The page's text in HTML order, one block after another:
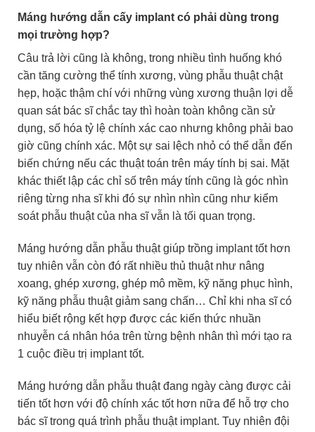
Máng hướng dẫn cấy implant có phải dùng trong
mọi trường hợp?
Câu trả lời cũng là không, trong nhiều tình huống khó
cần tăng cường thể tính xương, vùng phẫu thuật chật
hẹp, hoặc thậm chí với những vùng xương thuận lợi dễ
quan sát bác sĩ chắc tay thì hoàn toàn không cần sử
dụng, số hóa tỷ lệ chính xác cao nhưng không phải bao
giờ cũng chính xác. Một sự sai lệch nhỏ có thể dẫn đến
biến chứng nếu các thuật toán trên máy tính bị sai. Mặt
khác thiết lập các chỉ số trên máy tính cũng là góc nhìn
riêng từng nha sĩ khi đó sự nhìn nhìn cũng như kiểm
soát phẫu thuật của nha sĩ vẫn là tối quan trọng.
Máng hướng dẫn phẫu thuật giúp trồng implant tốt hơn
tuy nhiên vẫn còn đó rất nhiều thủ thuật như nâng
xoang, ghép xương, ghép mô mềm, kỹ năng phục hình,
kỹ năng phẫu thuật giảm sang chấn… Chỉ khi nha sĩ có
hiểu biết rộng kết hợp được các kiến thức nhuần
nhuyễn cá nhân hóa trên từng bệnh nhân thì mới tạo ra
1 cuộc điều trị implant tốt.
Máng hướng dẫn phẫu thuật đang ngày càng được cải
tiến tốt hơn với độ chính xác tốt hơn nữa để hỗ trợ cho
bác sĩ trong quá trình phẫu thuật implant. Tuy nhiên đội